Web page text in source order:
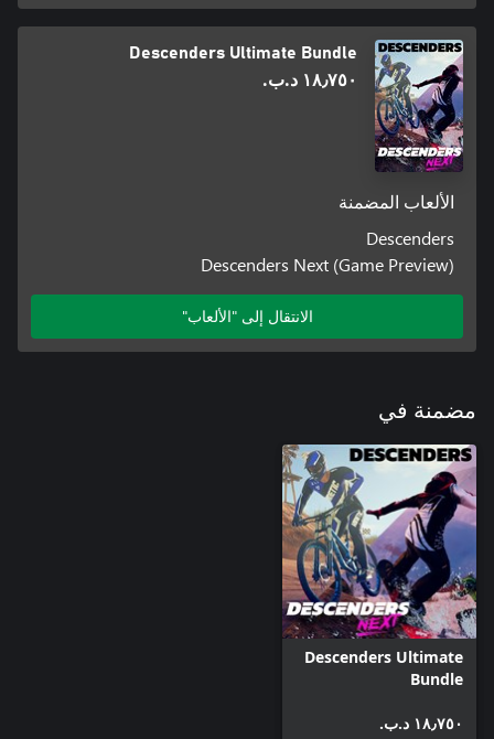
Descenders Ultimate Bundle
١٨٫٧٥٠ د.ب.‏
الألعاب المضمنة
Descenders
Descenders Next (Game Preview)
الانتقال إلى "الألعاب"
مضمنة في
Descenders Ultimate
Bundle
١٨٫٧٥٠ د.ب.‏